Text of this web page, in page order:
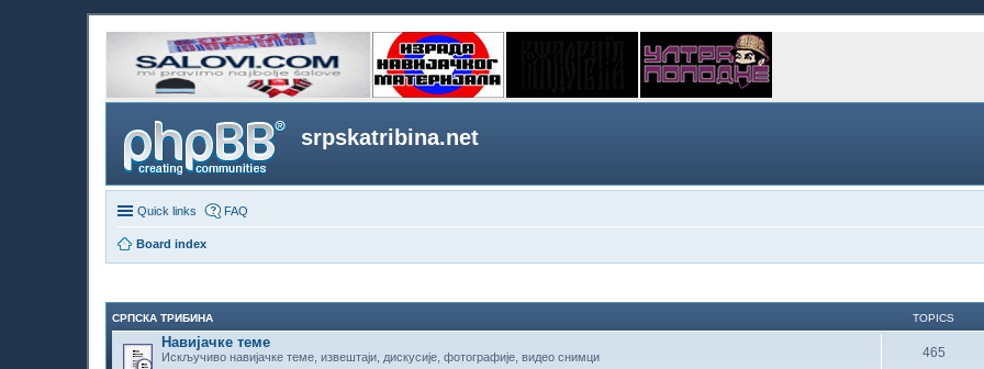
srpskatribina.net
Quick links FAQ
Board index
СРПСКА ТРИБИНА TOPICS
Навијачке теме
Искључиво навијачке теме, извештаји, дискусије, фотографије, видео снимци 465